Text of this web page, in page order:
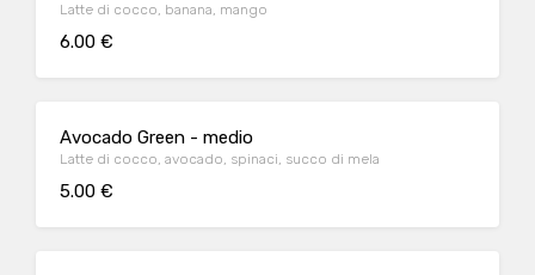
Latte di cocco, banana, mango
6.00 €
Avocado Green - medio
Latte di cocco, avocado, spinaci, succo di mela
5.00 €